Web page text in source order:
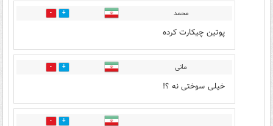
محمد 6
پوتین چیکارت کرده
مانی 7
خیلی سوختی نه ؟!
9